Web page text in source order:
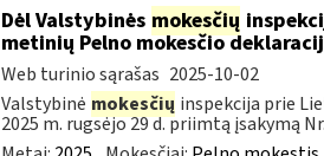
Dėl Valstybinės mokesčių
metinių Pelno mokesčio
Web turinio sąrašas 2025-10-02
Valstybinė mokesčių inspekcija prie
2025 m. rugsėjo 29 d. priimtą įsakymą